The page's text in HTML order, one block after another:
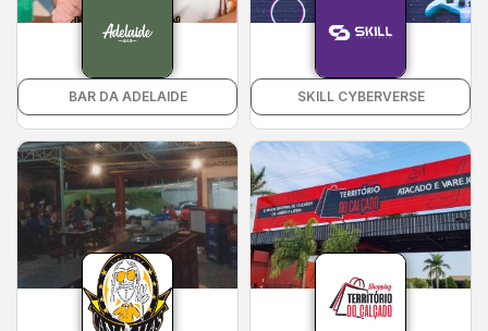
BAR DA ADELAIDE SKILL CYBERVERSE